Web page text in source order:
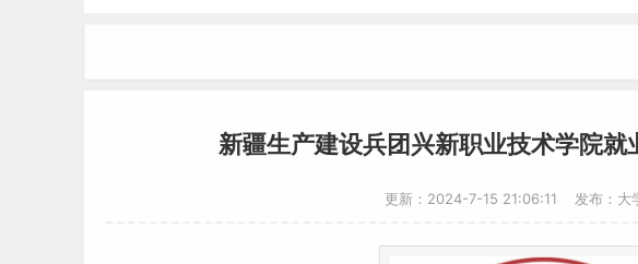
新疆生产建设兵团兴新职业技术学院
更新：2024-7-15 21:06:11 发布：大